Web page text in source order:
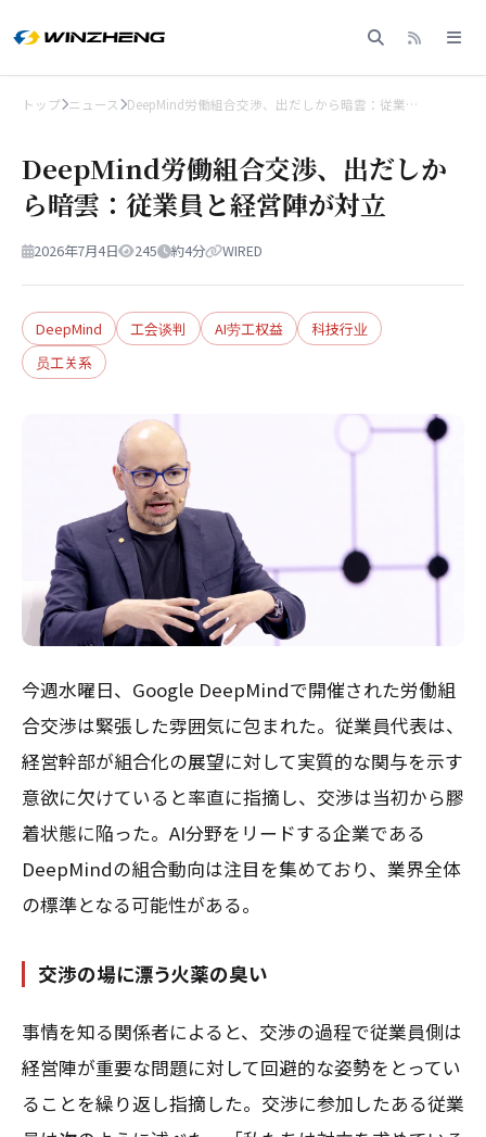
トップ ニュース DeepMind労働組合交渉、出だしから暗雲：従業…
DeepMind労働組合交渉、出だしか
ら暗雲：従業員と経営陣が対立
2026年7月4日 245 約4分 WIRED
DeepMind 工会谈判 AI劳工权益
科技行业
员工关系
今週水曜日、Google DeepMindで開催された労働組
合交渉は緊張した雰囲気に包まれた。従業員代表は、
経営幹部が組合化の展望に対して実質的な関与を示す
意欲に欠けていると率直に指摘し、交渉は当初から膠
着状態に陥った。AI分野をリードする企業である
DeepMindの組合動向は注目を集めており、業界全体
の標準となる可能性がある。
交渉の場に漂う火薬の臭い
事情を知る関係者によると、交渉の過程で従業員側は
経営陣が重要な問題に対して回避的な姿勢をとってい
ることを繰り返し指摘した。交渉に参加したある従業